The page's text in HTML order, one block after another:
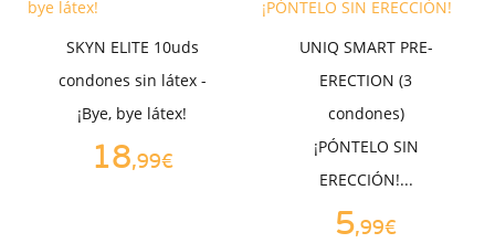
SKYN ELITE 10uds
condones sin látex -
¡Bye, bye látex!
18,99€
UNIQ SMART PRE-
ERECTION (3
condones)
¡PÓNTELO SIN
ERECCIÓN!...
5,99€